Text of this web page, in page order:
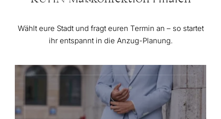
Wählt eure Stadt und fragt euren Termin an – so startet
ihr entspannt in die Anzug-Planung.